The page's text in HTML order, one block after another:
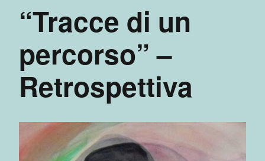
“Tracce di un
percorso” –
Retrospettiva